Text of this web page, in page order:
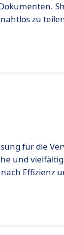
zu
für die
und
Effizienz